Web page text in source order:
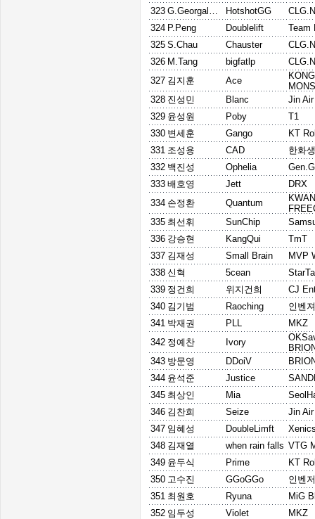
323
G.Georgallidis HotshotGG
324 P.Peng Doublelift
Team
325 S.Chau Chauster
326 M.Tang bigfatlp
327 김지훈 Ace
328 진성민 Blanc
Jin
329 윤성원 Poby
T1
330 변세훈 Gango
KT
331 조성용 CAD
한화
332 백진성 Ophelia
333 배호영 Jett
DRX
334 손정환 Quantum
335 최선휘 SunChip
336 강승현 KangQui
TmT
337 김재성 Small Brain
MVP
338 신혁 5cean
339 정건희 위지건희
CJ
340 김기범 Raoching
인벤
341 박재권 PLL
MKZ
342 정예찬 Ivory
343 방문영 DDoiV
344 윤석준 Justice
345 최상인 Mia
346 김찬희 Seize
Jin
347 임혜성 DoubleLimft
348 김재열 when rain falls VTG
349 윤두식 Prime
KT
350 고수진 GGoGGo
인벤
351 최원호 Ryuna
MiG
352 임두성 Violet
MKZ